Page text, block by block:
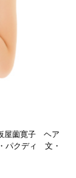
屋薗寛子 ヘア
パクディ 文・